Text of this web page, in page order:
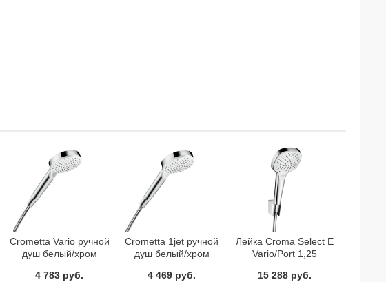
Crometta Vario ручной
душ белый/хром
4 783 руб.
Crometta 1jet ручной
душ белый/хром
4 469 руб.
Лейка Cromа Select E
Vario/Port 1,25
15 288 руб.